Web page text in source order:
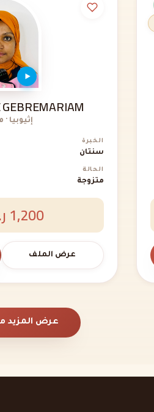
إثيوبيا
الخبرة
سنتان
الحالة
متزوجة
1,200 ر.ق
عرض الملف
عرض المزيد